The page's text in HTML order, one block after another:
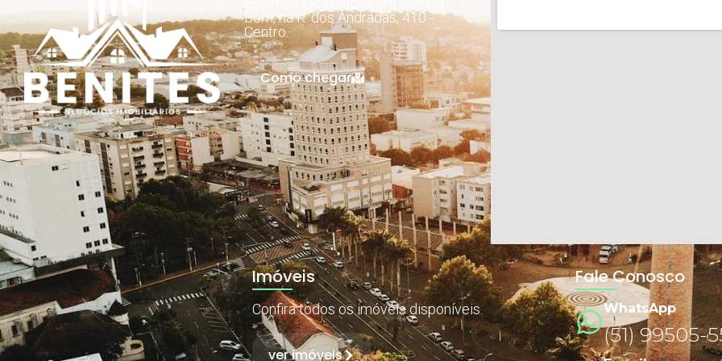
Bom, na R. dos Andradas, 410 -
Centro.
Como chegar
Imóveis
Confira todos os imóveis disponíveis.
ver imóveis
Fale Conosco
WhatsApp
(51) 99505-